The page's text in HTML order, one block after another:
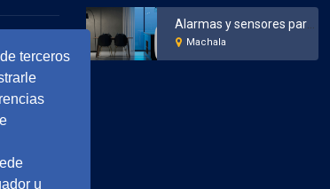
terceros
u
Alarmas y sensores para el hogar y negocios en Machala
Machala